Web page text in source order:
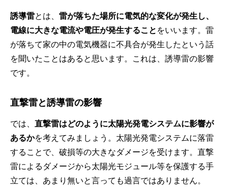
誘導雷とは、 雷が落ちた場所に電気的な変化が発生し、
電線に大きな電流や電圧が発生すること をいいます。雷
が落ちて家の中の電気機器に不具合が発生したという話
を聞いたことはあると思います。これは、誘導雷の影響
です。
直撃雷と誘導雷の影響
では、 直撃雷はどのように太陽光発電システムに影響が
あるかを考えてみましょう。太陽光発電システムに落雷
することで、破損等の大きなダメージを受けます。直撃
雷によるダメージから太陽光モジュール等を保護する手
立ては、あまり無いと言っても過言ではありません。